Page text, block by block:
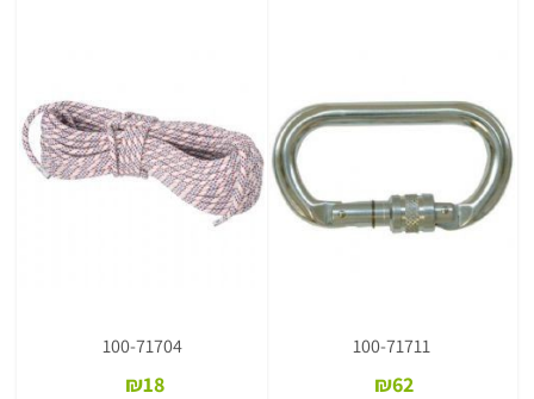
100-71711
₪62
100-71704
₪18